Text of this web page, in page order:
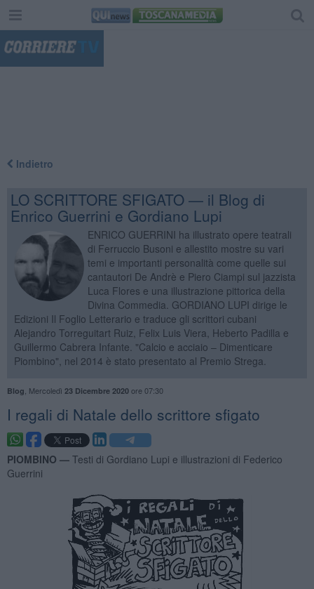
Indietro
LO SCRITTORE SFIGATO — il Blog di
Enrico Guerrini e Gordiano Lupi
ENRICO GUERRINI ha illustrato opere teatrali
di Ferruccio Busoni e allestito mostre su vari
temi e importanti personalità come quelle sui
cantautori De Andrè e Piero Ciampi sul jazzista
Luca Flores e una illustrazione pittorica della
Divina Commedia. GORDIANO LUPI dirige le
Edizioni Il Foglio Letterario e traduce gli scrittori cubani
Alejandro Torreguitart Ruiz, Felix Luis Viera, Heberto Padilla e
Guillermo Cabrera Infante. "Calcio e acciaio – Dimenticare
Piombino", nel 2014 è stato presentato al Premio Strega.
Blog Mercoledì 23 Dicembre 2020ore 07:30
I regali di Natale dello scrittore sfigato
PIOMBINO — Testi di Gordiano Lupi e illustrazioni di Federico
Guerrini